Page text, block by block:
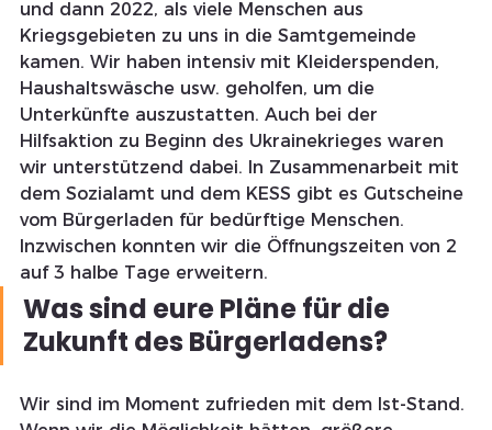
und dann 2022, als viele Menschen aus
Kriegsgebieten zu uns in die Samtgemeinde
kamen. Wir haben intensiv mit Kleiderspenden,
Haushaltswäsche usw. geholfen, um die
Unterkünfte auszustatten. Auch bei der
Hilfsaktion zu Beginn des Ukrainekrieges waren
wir unterstützend dabei. In Zusammenarbeit mit
dem Sozialamt und dem KESS gibt es Gutscheine
vom Bürgerladen für bedürftige Menschen.
Inzwischen konnten wir die Öffnungszeiten von 2
auf 3 halbe Tage erweitern.
Was sind eure Pläne für die
Zukunft des Bürgerladens?
Wir sind im Moment zufrieden mit dem Ist-Stand.